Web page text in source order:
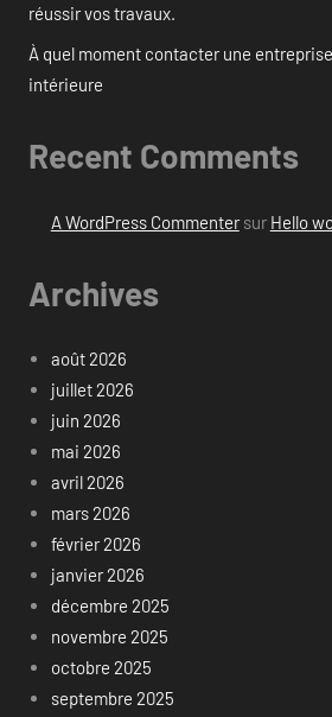
réussir vos travaux.
À quel moment contacter une
intérieure
Recent Comments
A WordPress Commentersur Hello
Archives
août 2026
juillet 2026
juin 2026
mai 2026
avril 2026
mars 2026
février 2026
janvier 2026
décembre 2025
novembre 2025
octobre 2025
septembre 2025